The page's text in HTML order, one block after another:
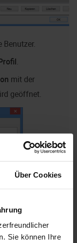
Über Cookies
Sie können Ihre
Benutzer.
.
mit der
geöffnet.